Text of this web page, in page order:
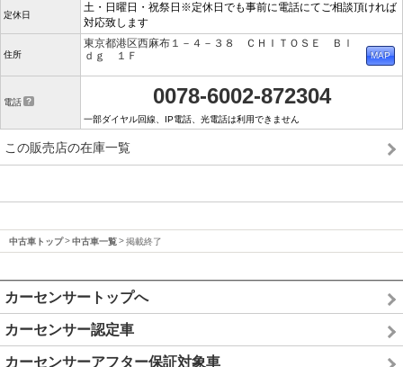
定休日
土・日曜日・祝祭日※定休日でも事前に電話にてご相談頂ければ
対応致します
住所
東京都港区西麻布１－４－３８ ＣＨＩＴＯＳＥ Ｂｌ
ｄｇ １Ｆ
電話 0078-6002-872304
一部ダイヤル回線、IP電話、光電話は利用できません
この販売店の在庫一覧
中古車トップ 中古車一覧 掲載終了
カーセンサートップへ
カーセンサー認定車
カーセンサーアフター保証対象車